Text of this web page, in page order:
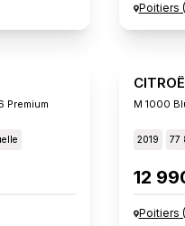
Poitiers (
Premium M 1000
2019 77
12
Poitiers (